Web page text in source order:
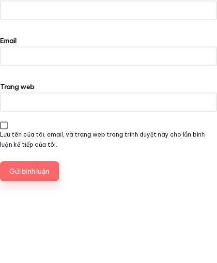
Email
Trang web
Lưu tên của tôi, email, và trang web trong trình duyệt này cho lần bình
luận kế tiếp của tôi.